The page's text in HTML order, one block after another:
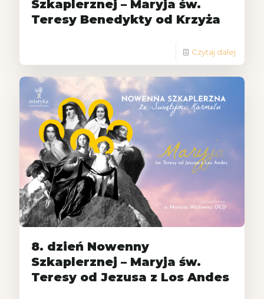
Szkaplerznej – Maryja św.
Teresy Benedykty od Krzyża
Czytaj dalej
8. dzień Nowenny
Szkaplerznej – Maryja św.
Teresy od Jezusa z Los Andes